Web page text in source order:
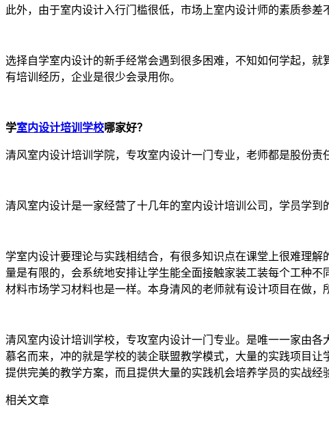
此外，由于室内设计入行门槛很低，市场上室内设计师的素质参
选择自学室内设计的新手经常会遇到很多困难，不知如何学起，
有培训经历，企业是很少会录用你。
学室内设计培训学校哪家好？
清风室内设计培训学院，专攻室内设计一门专业，老师都是股份
清风室内设计是一家经营了十几年的室内设计培训公司，学员学
学室内设计要理论与实践相结合，有很多知识点在课堂上很难理
量是有限的，会系统地安排让学生能全面接触家装工装每个工种
材料市场学习材料也是一样。本身清风的老师就有设计项目在做，
清风室内设计培训学校，专攻室内设计一门专业。是唯一一家由
慕名而来，冲的就是学校的装企联盟教学模式，大量的实践项目
提供完美的教学方案，而且提供大量的实践机会培养学员的实战
相关文章